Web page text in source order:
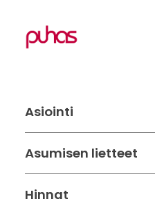
Asiointi
Asumisen lietteet
Hinnat